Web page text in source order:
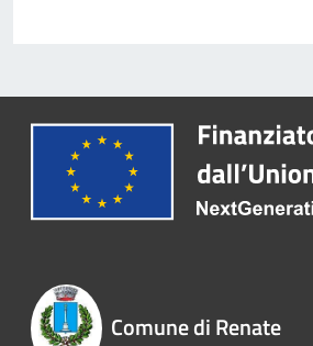
Comune di Renate